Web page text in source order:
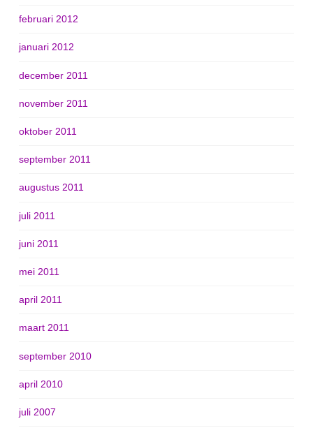
februari 2012
januari 2012
december 2011
november 2011
oktober 2011
september 2011
augustus 2011
juli 2011
juni 2011
mei 2011
april 2011
maart 2011
september 2010
april 2010
juli 2007